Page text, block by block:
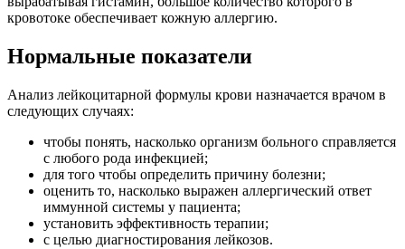
кровотоке обеспечивает кожную аллергию.
Нормальные показатели
Анализ лейкоцитарной формулы крови назначается врачом в
следующих случаях:
чтобы понять, насколько организм больного справляется
с любого рода инфекцией;
для того чтобы определить причину болезни;
оценить то, насколько выражен аллергический ответ
иммунной системы у пациента;
установить эффективность терапии;
с целью диагностирования лейкозов.